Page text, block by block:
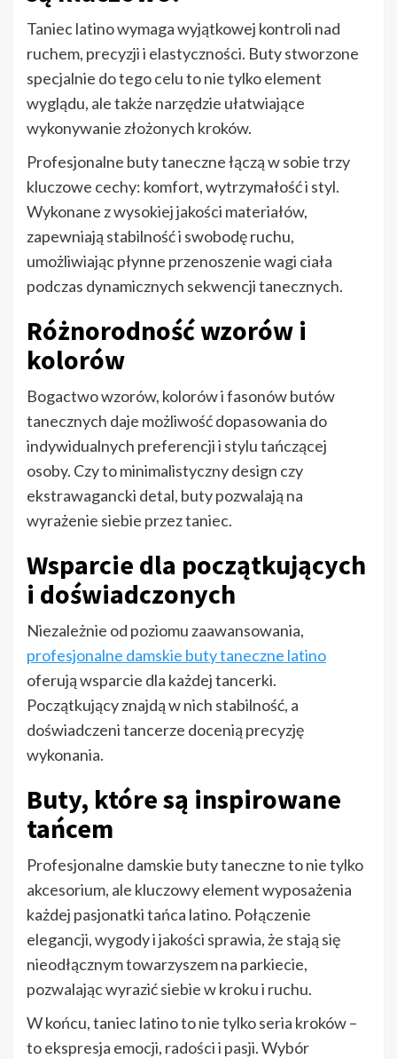
Taniec latino wymaga wyjątkowej kontroli nad
ruchem, precyzji i elastyczności. Buty stworzone
specjalnie do tego celu to nie tylko element
wyglądu, ale także narzędzie ułatwiające
wykonywanie złożonych kroków.
Profesjonalne buty taneczne łączą w sobie trzy
kluczowe cechy: komfort, wytrzymałość i styl.
Wykonane z wysokiej jakości materiałów,
zapewniają stabilność i swobodę ruchu,
umożliwiając płynne przenoszenie wagi ciała
podczas dynamicznych sekwencji tanecznych.
Różnorodność wzorów i
kolorów
Bogactwo wzorów, kolorów i fasonów butów
tanecznych daje możliwość dopasowania do
indywidualnych preferencji i stylu tańczącej
osoby. Czy to minimalistyczny design czy
ekstrawagancki detal, buty pozwalają na
wyrażenie siebie przez taniec.
Wsparcie dla początkujących
i doświadczonych
Niezależnie od poziomu zaawansowania,
profesjonalne damskie buty taneczne latino
oferują wsparcie dla każdej tancerki.
Początkujący znajdą w nich stabilność, a
doświadczeni tancerze docenią precyzję
wykonania.
Buty, które są inspirowane
tańcem
Profesjonalne damskie buty taneczne to nie tylko
akcesorium, ale kluczowy element wyposażenia
każdej pasjonatki tańca latino. Połączenie
elegancji, wygody i jakości sprawia, że stają się
nieodłącznym towarzyszem na parkiecie,
pozwalając wyrazić siebie w kroku i ruchu.
W końcu, taniec latino to nie tylko seria kroków –
to ekspresja emocji, radości i pasji. Wybór